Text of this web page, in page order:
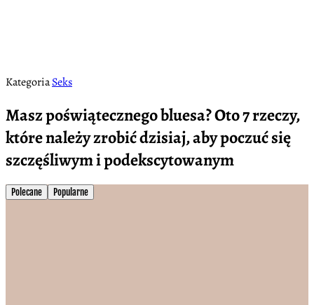
KategoriaSeks
Masz poświątecznego bluesa? Oto 7 rzeczy,
które należy zrobić dzisiaj, aby poczuć się
szczęśliwym i podekscytowanym
Polecane Popularne